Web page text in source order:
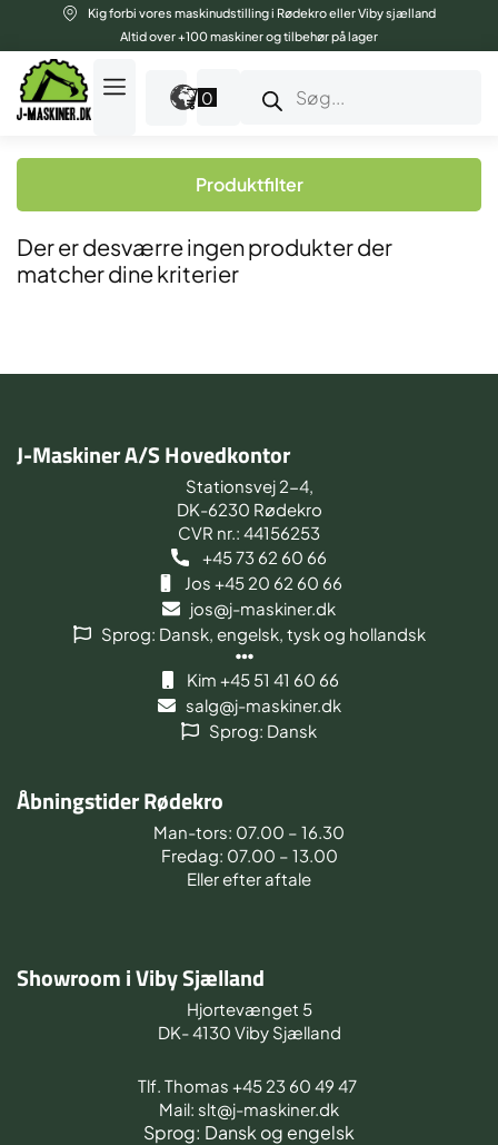
indholdet
Kig forbi vores maskinudstilling i Rødekro eller Viby sjælland
Altid over +100 maskiner og tilbehør på lager
0
Produktfilter
Der er desværre ingen produkter der
matcher dine kriterier
J-Maskiner A/S Hovedkontor
Stationsvej 2-4,
DK-6230 Rødekro
CVR nr.: 44156253
+45 73 62 60 66
Jos +45 20 62 60 66
jos@j-maskiner.dk
Sprog: Dansk, engelsk, tysk og hollandsk
Kim +45 51 41 60 66
salg@j-maskiner.dk
Sprog: Dansk
Åbningstider Rødekro
Man-tors: 07.00 – 16.30
Fredag: 07.00 – 13.00
Eller efter aftale
Showroom i Viby Sjælland
Hjortevænget 5
DK- 4130 Viby Sjælland
Tlf. Thomas +45 23 60 49 47
Mail: slt@j-maskiner.dk
Sprog: Dansk og engelsk